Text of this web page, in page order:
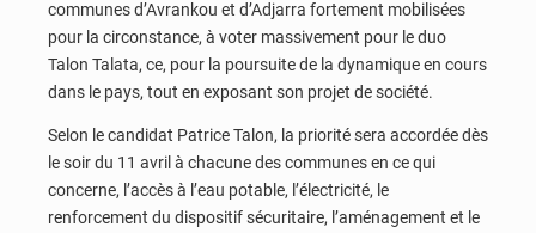
communes d’Avrankou et d’Adjarra fortement mobilisées
pour la circonstance, à voter massivement pour le duo
Talon Talata, ce, pour la poursuite de la dynamique en cours
dans le pays, tout en exposant son projet de société.
Selon le candidat Patrice Talon, la priorité sera accordée dès
le soir du 11 avril à chacune des communes en ce qui
concerne, l’accès à l’eau potable, l’électricité, le
renforcement du dispositif sécuritaire, l’aménagement et le